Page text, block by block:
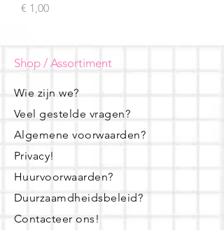
Prijs
€ 1,00
Shop / Assortiment
Wie zijn we?
Veel gestelde vragen?
Algemene voorwaarden?
Privacy!
Huurvoorwaarden?
Duurzaamdheidsbeleid?
Contacteer ons!